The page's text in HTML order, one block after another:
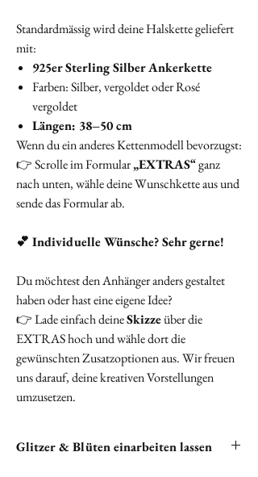
Standardmässig wird deine Halskette geliefert
mit:
925er Sterling Silber Ankerkette
Farben: Silber, vergoldet oder Rosé
vergoldet
Längen: 38–50 cm
Wenn du ein anderes Kettenmodell bevorzugst:
👉 Scrolle im Formular„EXTRAS“ganz
nach unten, wähle deine Wunschkette aus und
sende das Formular ab.
💕 Individuelle Wünsche? Sehr gerne!
Du möchtest den Anhänger anders gestaltet
haben oder hast eine eigene Idee?
👉 Lade einfach deineSkizzeüber die
EXTRAS hoch und wähle dort die
gewünschten Zusatzoptionen aus. Wir freuen
uns darauf, deine kreativen Vorstellungen
umzusetzen.
Glitzer & Blüten einarbeiten lassen